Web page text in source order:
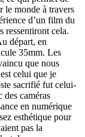
le monde à travers
dʼun film du
ressentiront cela.
départ, en
35mm. Les
que nous
celui que je
sacrifié fut celui-
caméras
en numérique
esthétique pour
pas la